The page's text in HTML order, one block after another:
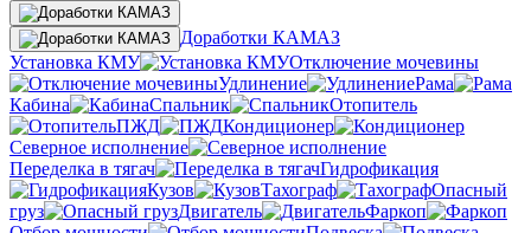
Доработки КАМАЗ
Установка КМУ
Отключение мочевины
Удлинение
Рама
Кабина
Спальник
Отопитель
ПЖД
Кондиционер
Северное исполнение
Переделка в тягач
Гидрофикация
Кузов
Тахограф
Опасный
груз
Двигатель
Фаркоп